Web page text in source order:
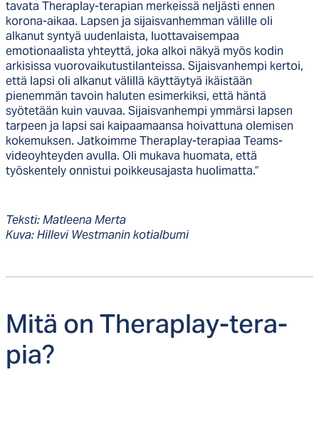
tavata Theraplay-terapian merkeissä neljästi ennen
korona-aikaa. Lapsen ja sijaisvanhemman välille oli
alkanut syntyä uudenlaista, luottavaisempaa
emotionaalista yhteyttä, joka alkoi näkyä myös kodin
arkisissa vuorovaikutustilanteissa. Sijaisvanhempi kertoi,
että lapsi oli alkanut välillä käyttäytyä ikäistään
pienemmän tavoin haluten esimerkiksi, että häntä
syötetään kuin vauvaa. Sijaisvanhempi ymmärsi lapsen
tarpeen ja lapsi sai kaipaamaansa hoivattuna olemisen
kokemuksen. Jatkoimme Theraplay-terapiaa Teams-
videoyhteyden avulla. Oli mukava huomata, että
työskentely onnistui poikkeusajasta huolimatta.”
Teksti: Matleena Merta
Kuva: Hillevi Westmanin kotialbumi
Mi­tä on The­rap­lay-te­ra­
pia?